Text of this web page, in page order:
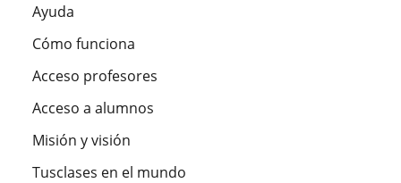
Ayuda
Cómo funciona
Acceso profesores
Acceso a alumnos
Misión y visión
Tusclases en el mundo